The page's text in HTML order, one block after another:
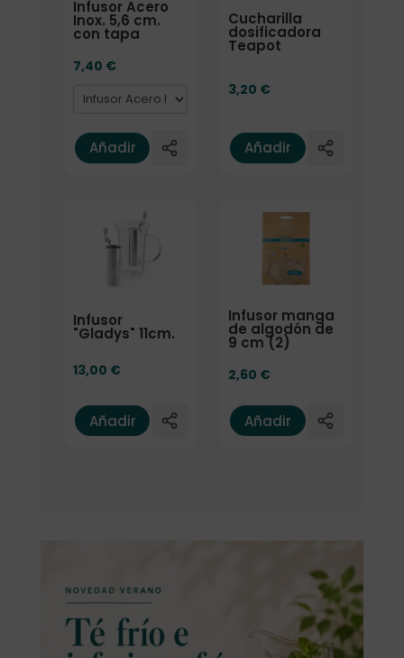
Infusor Acero
Inox. 5,6 cm.
con tapa
7,40 €
Añadir
Cucharilla
dosificadora
Teapot
3,20 €
Añadir
Infusor
"Gladys" 11cm.
13,00 €
Añadir
Infusor manga
de algodón de
9 cm (2)
2,60 €
Añadir